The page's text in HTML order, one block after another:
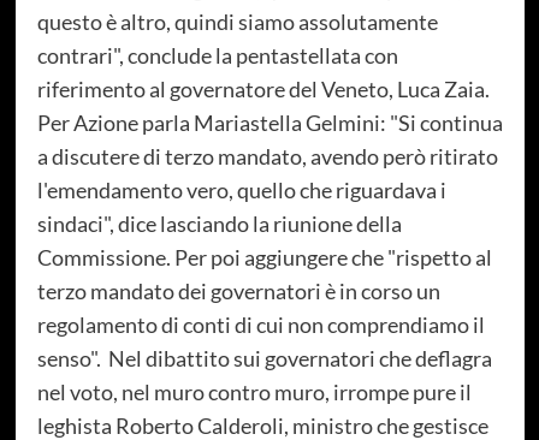
questo è altro, quindi siamo assolutamente
contrari", conclude la pentastellata con
riferimento al governatore del Veneto, Luca Zaia.
Per Azione parla Mariastella Gelmini: "Si continua
a discutere di terzo mandato, avendo però ritirato
l'emendamento vero, quello che riguardava i
sindaci", dice lasciando la riunione della
Commissione. Per poi aggiungere che "rispetto al
terzo mandato dei governatori è in corso un
regolamento di conti di cui non comprendiamo il
senso". Nel dibattito sui governatori che deflagra
nel voto, nel muro contro muro, irrompe pure il
leghista Roberto Calderoli, ministro che gestisce